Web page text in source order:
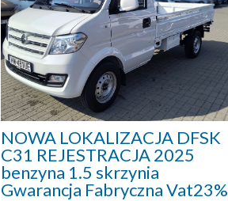
NOWA LOKALIZACJA DFSK
C31 REJESTRACJA 2025
benzyna 1.5 skrzynia
Gwarancja Fabryczna Vat23%